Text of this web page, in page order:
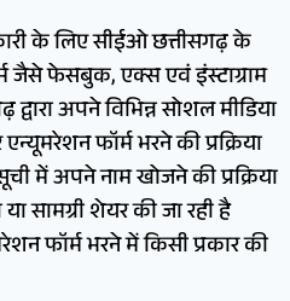
के लिए सीईओ छत्तीसगढ़ के
जैसे फेसबुक, एक्स एवं इंस्टाग्राम
अपने विभिन्न सोशल मीडिया
फॉर्म भरने की प्रक्रिया
में अपने नाम खोजने की प्रक्रिया
सामग्री शेयर की जा रही है
फॉर्म भरने में किसी प्रकार की